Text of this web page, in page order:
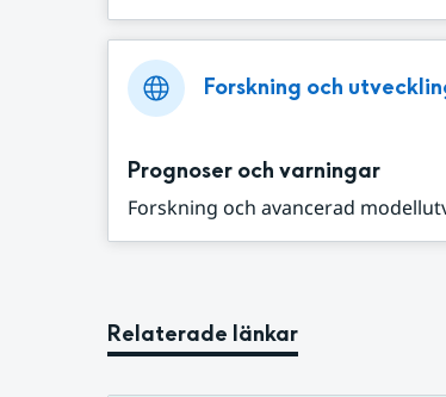
Forskning och
Prognoser och varningar
Forskning och avancerad
Relaterade länkar